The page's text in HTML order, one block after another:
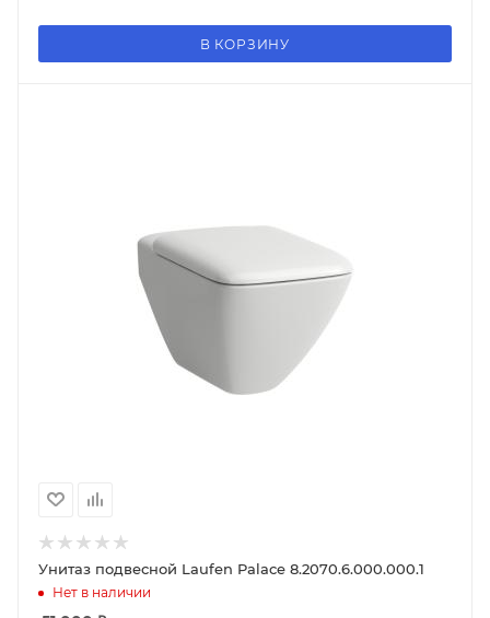
В КОРЗИНУ
Унитаз подвесной Laufen Palace 8.2070.6.000.000.1
Нет в наличии